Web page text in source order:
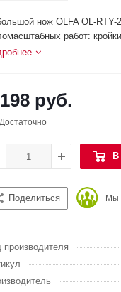
нож OLFA OL-
работ:
руб.
Достаточно
В
Поделиться Мы
производителя